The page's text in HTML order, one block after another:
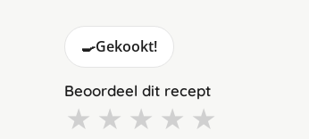
🍳Gekookt!
Beoordeel dit recept
★ ★ ★ ★ ★